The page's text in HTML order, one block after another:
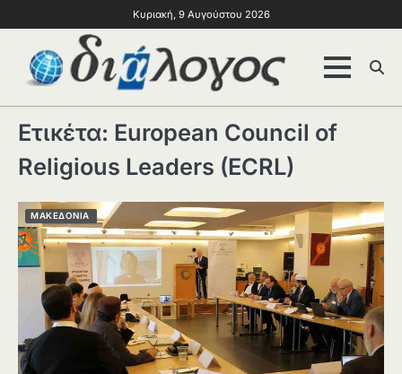
Κυριακή, 9 Αυγούστου 2026
Ετικέτα: European Council of
Religious Leaders (ECRL)
ΜΑΚΕΔΟΝΙΑ